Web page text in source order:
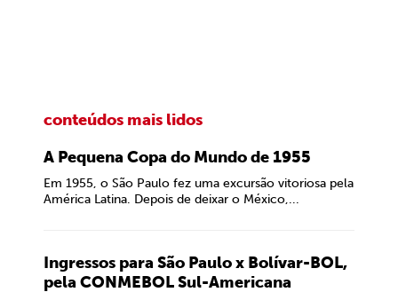
conteúdos mais lidos
A Pequena Copa do Mundo de 1955
Em 1955, o São Paulo fez uma excursão vitoriosa pela
América Latina. Depois de deixar o México,...
Ingressos para São Paulo x Bolívar-BOL,
pela CONMEBOL Sul-Americana